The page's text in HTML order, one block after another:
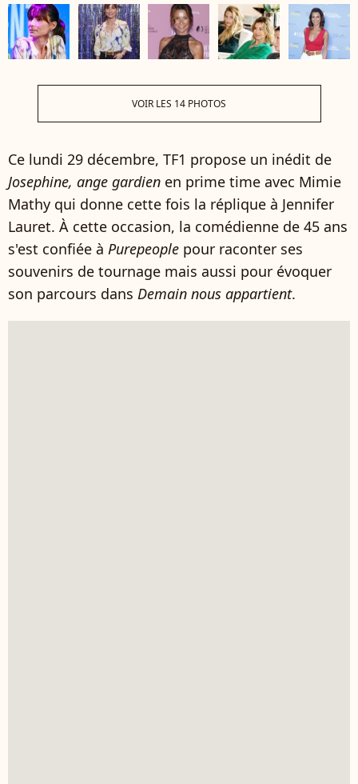
VOIR LES 14 PHOTOS
Ce lundi 29 décembre, TF1 propose un inédit de
Josephine, ange gardien en prime time avec Mimie
Mathy qui donne cette fois la réplique à Jennifer
Lauret. À cette occasion, la comédienne de 45 ans
s'est confiée à Purepeople pour raconter ses
souvenirs de tournage mais aussi pour évoquer
son parcours dans Demain nous appartient.